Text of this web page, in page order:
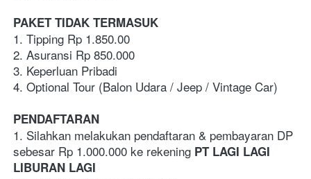
PAKET TIDAK TERMASUK
1. Tipping Rp 1.850.00
2. Asuransi Rp 850.000
3. Keperluan Pribadi
4. Optional Tour (Balon Udara / Jeep / Vintage Car)
PENDAFTARAN
1. Silahkan melakukan pendaftaran & pembayaran DP
sebesar Rp 1.000.000 ke rekening PT LAGI LAGI
LIBURAN LAGI